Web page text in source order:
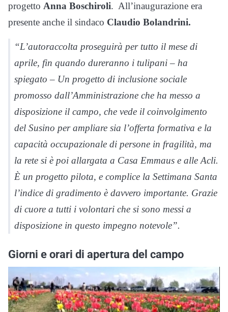
progetto Anna Boschiroli. All’inaugurazione era
presente anche il sindaco Claudio Bolandrini.
“L’autoraccolta proseguirà per tutto il mese di
aprile, fin quando dureranno i tulipani – ha
spiegato – Un progetto di inclusione sociale
promosso dall’Amministrazione che ha messo a
disposizione il campo, che vede il coinvolgimento
del Susino per ampliare sia l’offerta formativa e la
capacità occupazionale di persone in fragilità, ma
la rete si è poi allargata a Casa Emmaus e alle Acli.
È un progetto pilota, e complice la Settimana Santa
l’indice di gradimento è davvero importante. Grazie
di cuore a tutti i volontari che si sono messi a
disposizione in questo impegno notevole”.
Giorni e orari di apertura del campo